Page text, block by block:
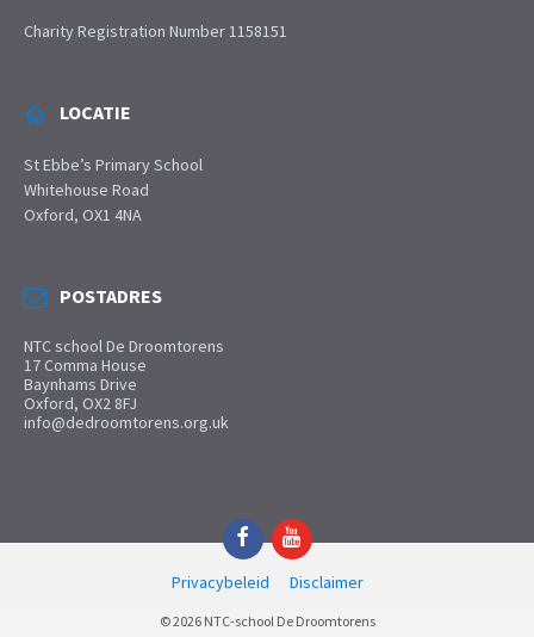
Charity Registration Number 1158151
LOCATIE
St Ebbe’s Primary School
Whitehouse Road
Oxford, OX1 4NA
POSTADRES
NTC school De Droomtorens
17 Comma House
Baynhams Drive
Oxford, OX2 8FJ
info@dedroomtorens.org.uk
FacebookYouTube
Privacybeleid Disclaimer
© 2026 NTC-school De Droomtorens